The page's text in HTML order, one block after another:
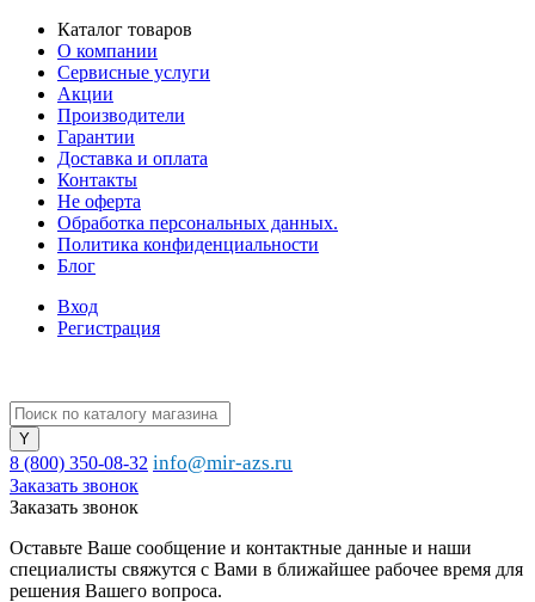
Каталог товаров
О компании
Сервисные услуги
Акции
Производители
Гарантии
Доставка и оплата
Контакты
Не оферта
Обработка персональных данных.
Политика конфиденциальности
Блог
Вход
Регистрация
8 (800) 350-08-32 info@mir-azs.ru
Заказать звонок
Заказать звонок
Оставьте Ваше сообщение и контактные данные и наши
специалисты свяжутся с Вами в ближайшее рабочее время для
решения Вашего вопроса.